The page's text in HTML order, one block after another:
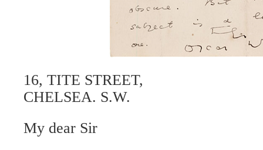
16, TITE STREET,
CHELSEA. S.W.
My dear Sir